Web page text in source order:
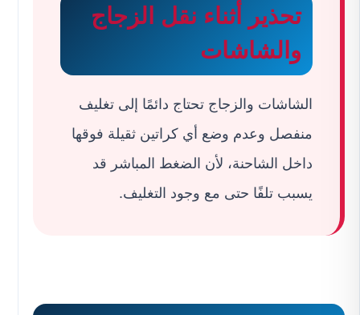
تحذير أثناء نقل الزجاج
والشاشات
الشاشات والزجاج تحتاج دائمًا إلى تغليف
منفصل وعدم وضع أي كراتين ثقيلة فوقها
داخل الشاحنة، لأن الضغط المباشر قد
يسبب تلفًا حتى مع وجود التغليف.